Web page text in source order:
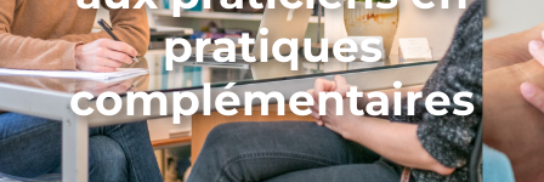
pratiques
complémentaires